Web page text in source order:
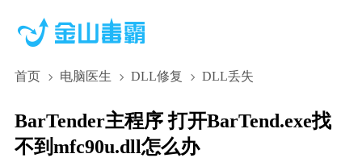
首页 电脑医生 DLL修复 DLL丢失
BarTender主程序 打开BarTend.exe找
不到mfc90u.dll怎么办